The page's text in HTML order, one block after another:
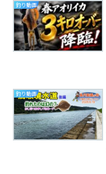
釣り動画
釣り動画